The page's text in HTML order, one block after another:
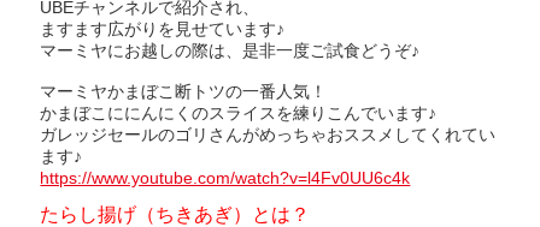
UBEチャンネルで紹介され、
ますます広がりを見せています♪
マーミヤにお越しの際は、是非一度ご試食どうぞ♪
マーミヤかまぼこ断トツの一番人気！
かまぼこににんにくのスライスを練りこんでいます♪
ガレッジセールのゴリさんがめっちゃおススメしてくれてい
ます♪
https://www.youtube.com/watch?v=l4Fv0UU6c4k
たらし揚げ（ちきあぎ）とは？